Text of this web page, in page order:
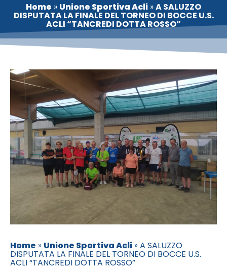
Home » Unione Sportiva Acli »A SALUZZO
DISPUTATA LA FINALE DEL TORNEO DI BOCCE U.S.
ACLI “TANCREDI DOTTA ROSSO”
Home » Unione Sportiva Acli » A SALUZZO
DISPUTATA LA FINALE DEL TORNEO DI BOCCE U.S.
ACLI “TANCREDI DOTTA ROSSO”